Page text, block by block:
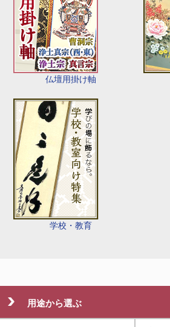
仏壇用掛け軸
学校・教育
用途から選ぶ